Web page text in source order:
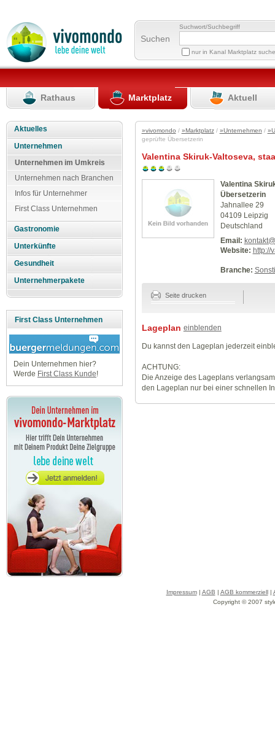
Suchen
Suchwort/Suchbegriff
nur in Kanal Marktplatz
Rathaus Marktplatz Aktuell
Aktuelles
Unternehmen
Unternehmen im Umkreis
Unternehmen nach Branchen
Infos für Unternehmer
First Class Unternehmen
Gastronomie
Unterkünfte
Gesundheit
Unternehmerpakete
First Class Unternehmen
Dein Unternehmen hier?
Werde First Class Kunde!
»vivomondo / »Marktplatz/ »Unternehmen /
geprüfte Übersetzerin
Valentina Skiruk-Valtoseva,
Valentina
Übersetzerin
Jahnallee 29
04109 Leipzig
Deutschland
Email:
Website: http://
Branche:
Seite drucken
Lageplan einblenden
Du kannst den Lageplan jederzeit
ACHTUNG:
Die Anzeige des Lageplans
den Lageplan nur bei einer schnellen
Impressum| AGB | AGB kommerziell|
Copyright © 2007